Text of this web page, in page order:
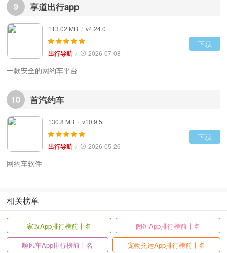
9 享道出行app
113.02 MB / v4.24.0
出行导航 / 2026-07-08
下载
一款安全的网约车平台
10 首汽约车
130.8 MB / v10.9.5
出行导航 / 2026-05-26
下载
网约车软件
相关榜单
家政App排行榜前十名
闹钟App排行榜前十名
顺风车App排行榜前十名
宠物托运App排行榜前十名